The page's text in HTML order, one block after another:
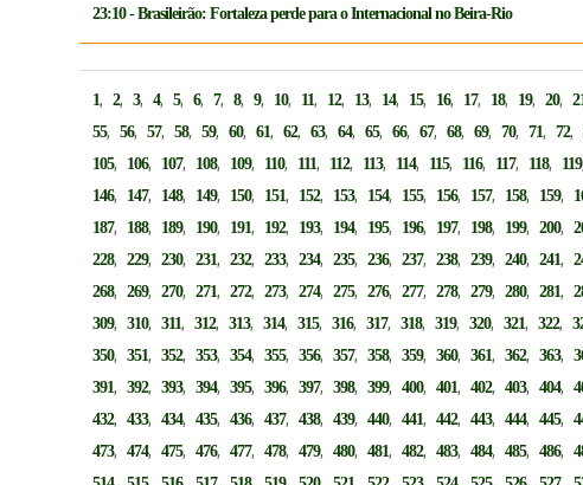
23:10 - Brasileirão: Fortaleza perde para o Internacional no Beira-Rio
1,2,3,4,5,6,7,8,9, 10, 11, 12, 13, 14, 15, 16, 17, 18, 19,20,
55,56,57,58,59,60,61,62,63,64,65,66,67,68,69,70,71,72,
105, 106, 107, 108, 109, 110, 111, 112, 113, 114, 115, 116, 117, 118, 119
146, 147, 148, 149, 150, 151, 152, 153, 154, 155, 156, 157, 158, 159,
187, 188, 189, 190, 191, 192, 193, 194, 195, 196, 197, 198, 199,200,
228,229,230,231,232,233,234,235,236,237,238,239,240,241,
268,269,270,271,272,273,274,275,276,277,278,279,280,281,
309,310,311,312,313,314,315,316,317,318,319,320,321,322,
350,351,352,353,354,355,356,357,358,359,360,361,362,363,
391,392,393,394,395,396,397,398,399,400,401,402,403,404,
432,433,434,435,436,437,438,439,440,441,442,443,444,445,
473,474,475,476,477,478,479,480,481,482,483,484,485,486,